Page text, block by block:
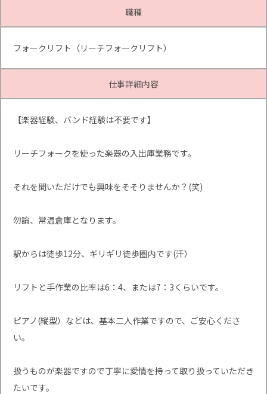
職種
フォークリフト（リーチフォークリフト）
仕事詳細内容
【楽器経験、バンド経験は不要です】
リーチフォークを使った楽器の入出庫業務です。
それを聞いただけでも興味をそそりませんか？(笑)
勿論、常温倉庫となります。
駅からは徒歩12分、ギリギリ徒歩圏内です(汗）
リフトと手作業の比率は6：4、または7：3くらいです。
ピアノ(縦型）などは、基本二人作業ですので、ご安心くださ
い。
扱うものが楽器ですので丁寧に愛情を持って取り扱っていただき
たいです。